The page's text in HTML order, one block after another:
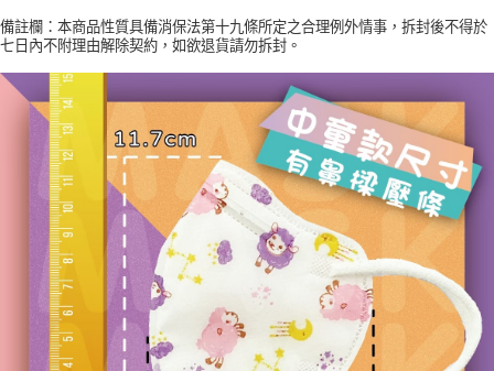
備註欄：本商品性質具備消保法第十九條所定之合理例外情事，拆封後不得於
七日內不附理由解除契約，如欲退貨請勿拆封。